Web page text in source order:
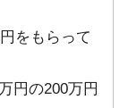
をもらって
円の200万円